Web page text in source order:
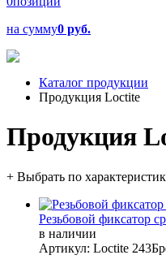
на сумму0 руб.
Каталог продукции
Продукция Loctite
Продукция
+ Выбрать по
Резьбовой фиксатор
в наличии
Артикул: Loctite 243